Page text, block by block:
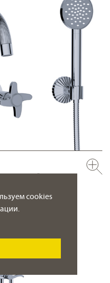
cookies
½“